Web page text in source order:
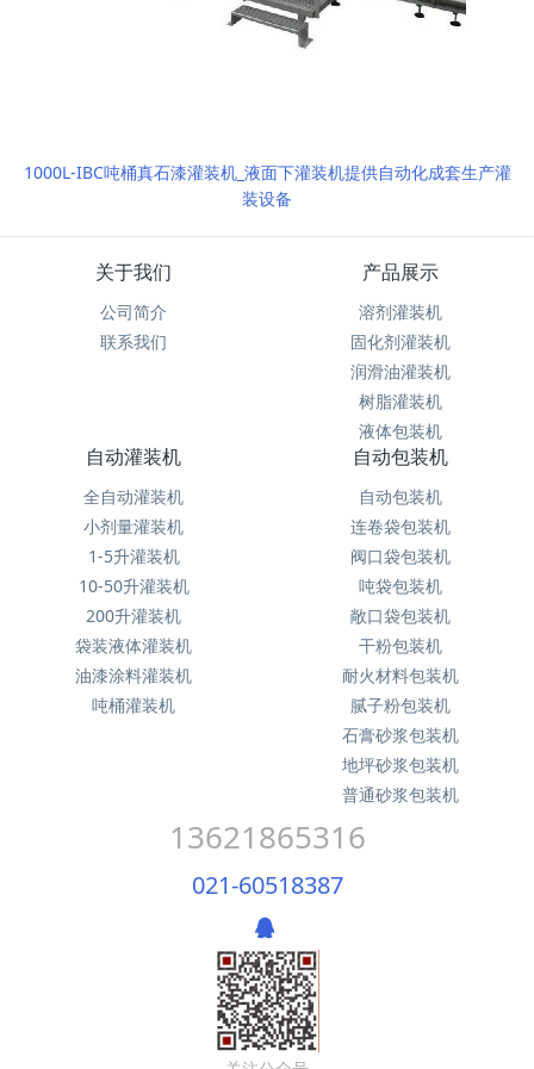
1000L-IBC吨桶真石漆灌装机_液面下灌装机提供自动化成套生产灌
装设备
关于我们
公司简介
联系我们
产品展示
溶剂灌装机
固化剂灌装机
润滑油灌装机
树脂灌装机
液体包装机
自动灌装机
全自动灌装机
小剂量灌装机
1-5升灌装机
10-50升灌装机
200升灌装机
袋装液体灌装机
油漆涂料灌装机
吨桶灌装机
自动包装机
自动包装机
连卷袋包装机
阀口袋包装机
吨袋包装机
敞口袋包装机
干粉包装机
耐火材料包装机
腻子粉包装机
石膏砂浆包装机
地坪砂浆包装机
普通砂浆包装机
13621865316
021-60518387